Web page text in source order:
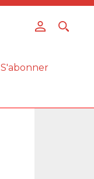
S'abonner